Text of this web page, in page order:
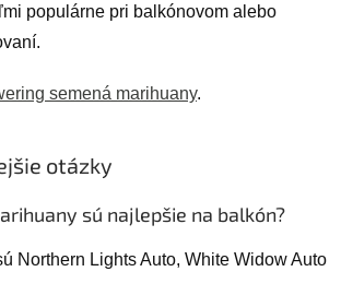
populárne pri balkónovom alebo
semená marihuany.
otázky
sú najlepšie na balkón?
Northern Lights Auto, White Widow Auto